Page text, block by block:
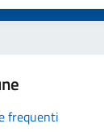
frequenti